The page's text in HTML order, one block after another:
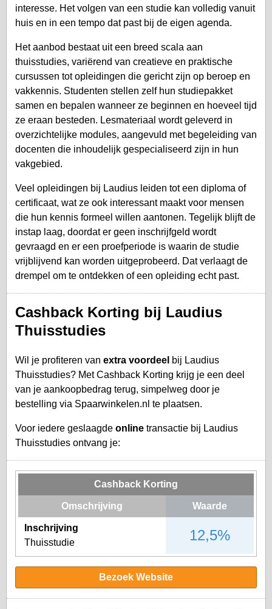
interesse. Het volgen van een studie kan volledig vanuit
huis en in een tempo dat past bij de eigen agenda.
Het aanbod bestaat uit een breed scala aan
thuisstudies, variërend van creatieve en praktische
cursussen tot opleidingen die gericht zijn op beroep en
vakkennis. Studenten stellen zelf hun studiepakket
samen en bepalen wanneer ze beginnen en hoeveel tijd
ze eraan besteden. Lesmateriaal wordt geleverd in
overzichtelijke modules, aangevuld met begeleiding van
docenten die inhoudelijk gespecialiseerd zijn in hun
vakgebied.
Veel opleidingen bij Laudius leiden tot een diploma of
certificaat, wat ze ook interessant maakt voor mensen
die hun kennis formeel willen aantonen. Tegelijk blijft de
instap laag, doordat er geen inschrijfgeld wordt
gevraagd en er een proefperiode is waarin de studie
vrijblijvend kan worden uitgeprobeerd. Dat verlaagt de
drempel om te ontdekken of een opleiding echt past.
Cashback Korting bij Laudius
Thuisstudies
Wil je profiteren van extra voordeel bij Laudius
Thuisstudies? Met Cashback Korting krijg je een deel
van je aankoopbedrag terug, simpelweg door je
bestelling via Spaarwinkelen.nl te plaatsen.
Voor iedere geslaagde online transactie bij Laudius
Thuisstudies ontvang je:
Cashback Korting
Omschrijving Waarde
Inschrijving
Thuisstudie
12,5%
Bezoek Website